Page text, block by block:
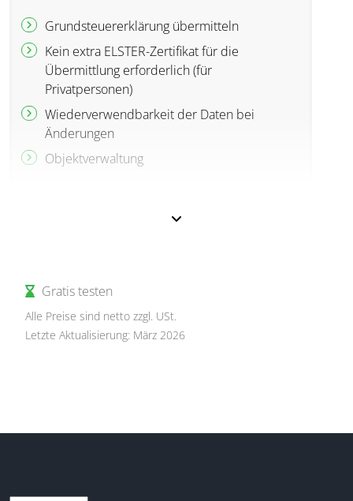
Grundsteuererklärung übermitteln
Kein extra ELSTER-Zertifikat für die
Übermittlung erforderlich (für
Privatpersonen)
Wiederverwendbarkeit der Daten bei
Änderungen
Objektverwaltung
Gratis testen
Alle Preise sind netto zzgl. USt.
Letzte Aktualisierung: März 2026